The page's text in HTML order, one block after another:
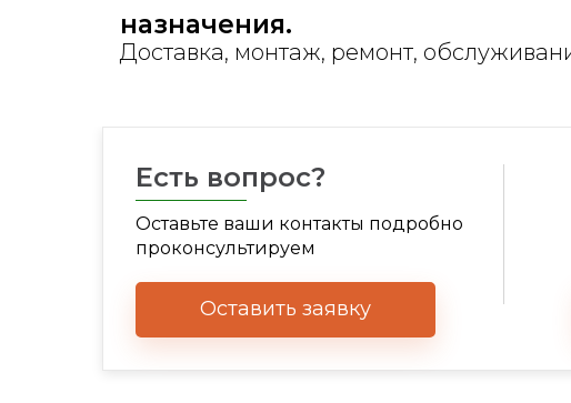
назначения.
Доставка, монтаж, ремонт,
Есть вопрос?
Оставьте ваши контакты подробно
проконсультируем
Оставить заявку